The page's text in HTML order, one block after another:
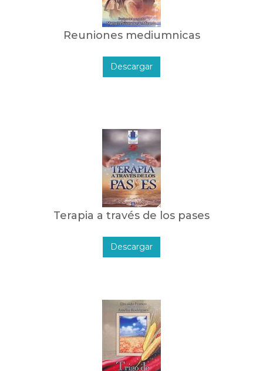
Reuniones mediumnicas
Descargar
Terapia a través de los pases
Descargar